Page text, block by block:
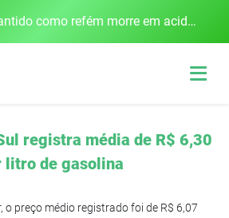
Empresário mantido como refém morre em acidente após assalto em Cerro Largo
registra média de R$ 6,30
litro de gasolina
o preço médio registrado foi de R$ 6,07